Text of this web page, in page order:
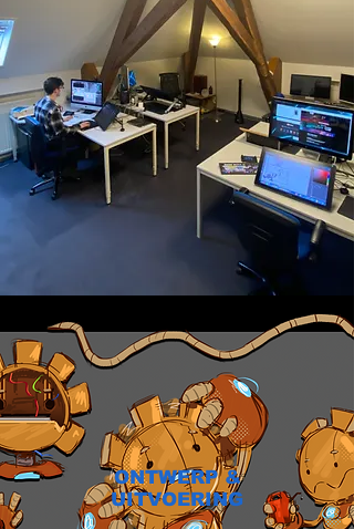
ONTWERP &
UITVOERING